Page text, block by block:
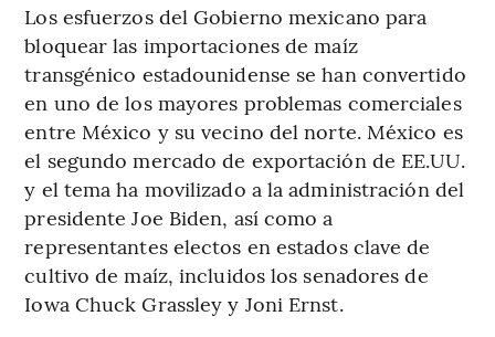
Los esfuerzos del Gobierno mexicano para
bloquear las importaciones de maíz
transgénico estadounidense se han convertido
en uno de los mayores problemas comerciales
entre México y su vecino del norte. México es
el segundo mercado de exportación de EE.UU.
y el tema ha movilizado a la administración del
presidente Joe Biden, así como a
representantes electos en estados clave de
cultivo de maíz, incluidos los senadores de
Iowa Chuck Grassley y Joni Ernst.